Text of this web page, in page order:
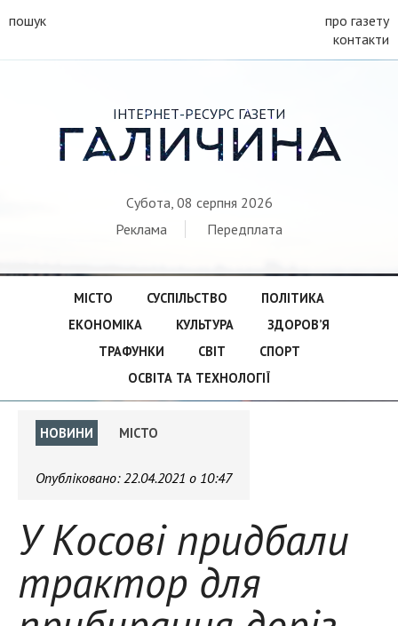
пошук
про газету
контакти
ІНТЕРНЕТ-РЕСУРС ГАЗЕТИ
ГАЛИЧИНА
Субота, 08 серпня 2026
Реклама
Передплата
МІСТО СУСПІЛЬСТВО
ПОЛІТИКА
ЕКОНОМІКА
КУЛЬТУРА
ЗДОРОВ’Я
ТРАФУНКИ
СВІТ
СПОРТ
ОСВІТА ТА ТЕХНОЛОГІЇ
НОВИНИ МІСТО
Опубліковано:22.04.2021 о 10:47
У Косові придбали
трактор для